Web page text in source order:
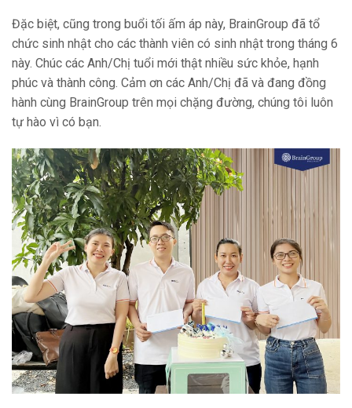
Đặc biệt, cũng trong buổi tối ấm áp này, BrainGroup đã tổ
chức sinh nhật cho các thành viên có sinh nhật trong tháng 6
này. Chúc các Anh/Chị tuổi mới thật nhiều sức khỏe, hạnh
phúc và thành công. Cảm ơn các Anh/Chị đã và đang đồng
hành cùng BrainGroup trên mọi chặng đường, chúng tôi luôn
tự hào vì có bạn.